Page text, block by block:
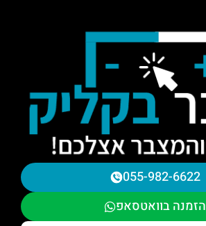
055-982-6622
הזמנה בוואטסאפ